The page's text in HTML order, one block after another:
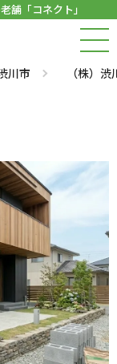
舗「コネクト」
川市 （株）